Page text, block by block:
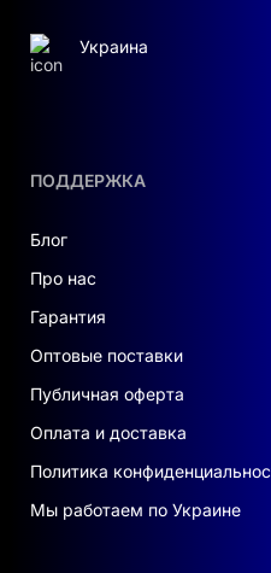
ПОДДЕРЖКА
Блог
Про нас
Гарантия
Оптовые поставки
Публичная оферта
Оплата и доставка
Политика
Мы работаем по Украине
Украина